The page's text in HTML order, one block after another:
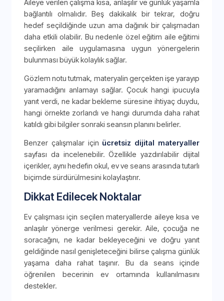
Aileye verilen çalışma kısa, anlaşılır ve günlük yaşamla
bağlantılı olmalıdır. Beş dakikalık bir tekrar, doğru
hedef seçildiğinde uzun ama dağınık bir çalışmadan
daha etkili olabilir. Bu nedenle özel eğitim aile eğitimi
seçilirken aile uygulamasına uygun yönergelerin
bulunması büyük kolaylık sağlar.
Gözlem notu tutmak, materyalin gerçekten işe yarayıp
yaramadığını anlamayı sağlar. Çocuk hangi ipucuyla
yanıt verdi, ne kadar bekleme süresine ihtiyaç duydu,
hangi örnekte zorlandı ve hangi durumda daha rahat
katıldı gibi bilgiler sonraki seansın planını belirler.
Benzer çalışmalar için ücretsiz dijital materyaller
sayfası da incelenebilir. Özellikle yazdırılabilir dijital
içerikler, aynı hedefin okul, ev ve seans arasında tutarlı
biçimde sürdürülmesini kolaylaştırır.
Dikkat Edilecek Noktalar
Ev çalışması için seçilen materyallerde aileye kısa ve
anlaşılır yönerge verilmesi gerekir. Aile, çocuğa ne
soracağını, ne kadar bekleyeceğini ve doğru yanıt
geldiğinde nasıl genişleteceğini bilirse çalışma günlük
yaşama daha rahat taşınır. Bu da seans içinde
öğrenilen becerinin ev ortamında kullanılmasını
destekler.